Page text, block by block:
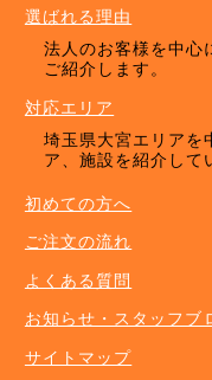
選ばれる理由
法人のお客様を中心
ご紹介します。
対応エリア
埼玉県大宮エリアを
ア、施設を紹介して
初めての方へ
ご注文の流れ
よくある質問
お知らせ・スタッフブ
サイトマップ